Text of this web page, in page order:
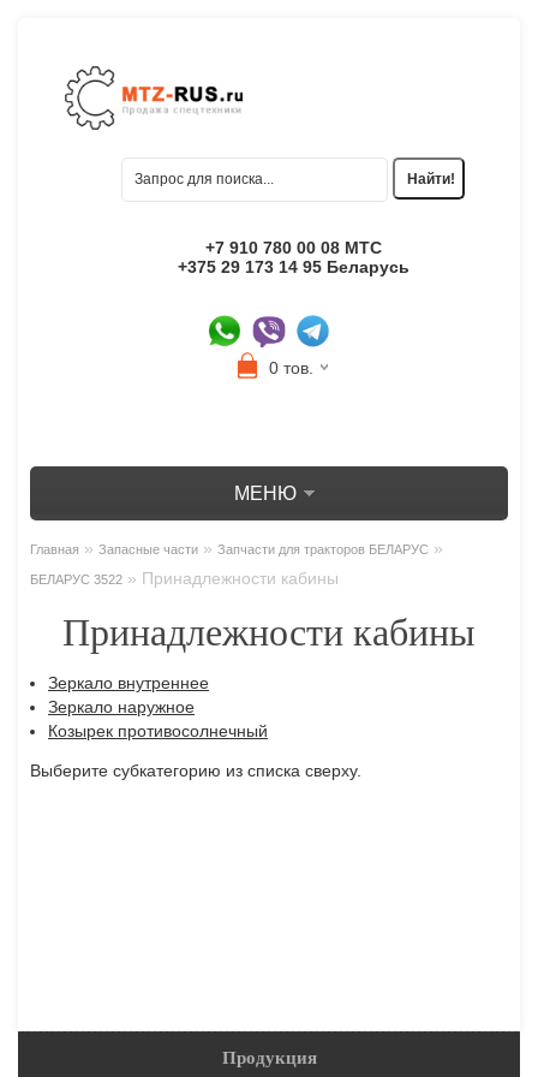
+7 910 780 00 08 МТС
+375 29 173 14 95 Беларусь
0 тов.
МЕНЮ
Главная » Запасные части » Запчасти для тракторов БЕЛАРУС »
БЕЛАРУС 3522 » Принадлежности кабины
Принадлежности кабины
Зеркало внутреннее
Зеркало наружное
Козырек противосолнечный
Выберите субкатегорию из списка сверху.
Продукция